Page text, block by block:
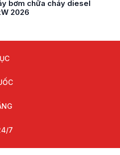
bơm chữa cháy diesel
2026
7